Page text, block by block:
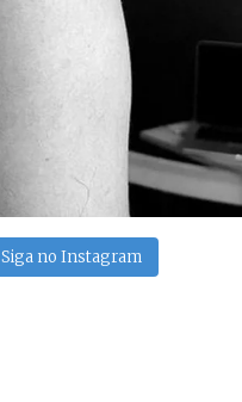
Siga no Instagram